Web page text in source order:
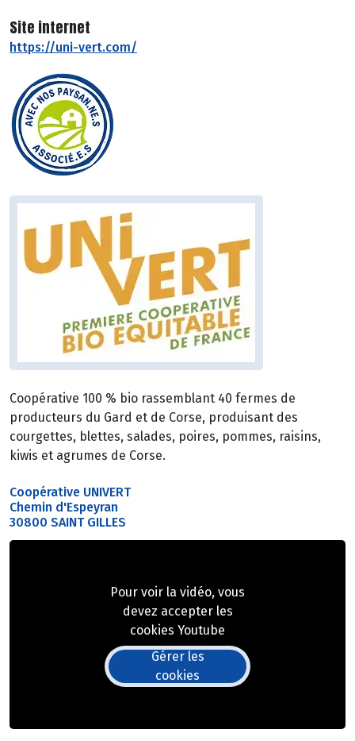
Site internet
https://uni-vert.com/
Coopérative 100 % bio rassemblant 40 fermes de
producteurs du Gard et de Corse, produisant des
courgettes, blettes, salades, poires, pommes, raisins,
kiwis et agrumes de Corse.
Coopérative UNIVERT
Chemin d'Espeyran
30800 SAINT GILLES
Pour voir la vidéo, vous
devez accepter les
cookies Youtube
Gérer les
cookies